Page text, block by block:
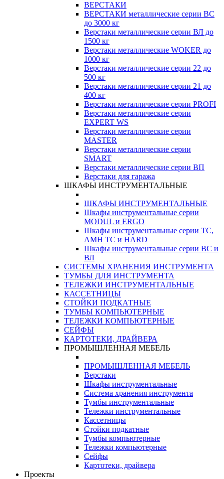
ВЕРСТАКИ
ВЕРСТАКИ металлические серии ВС
до 3000 кг
Верстаки металлические серии ВЛ до
1500 кг
Верстаки металлические WOKER до
1000 кг
Верстаки металлические серии 22 до
500 кг
Верстаки металлические серии 21 до
400 кг
Верстаки металлические серии PROFI
Верстаки металлические серии
EXPERT WS
Верстаки металлические серии
MASTER
Верстаки металлические серии
SMART
Верстаки металлические серии ВП
Верстаки для гаража
ШКАФЫ ИНСТРУМЕНТАЛЬНЫЕ
ШКАФЫ ИНСТРУМЕНТАЛЬНЫЕ
Шкафы инструментальные серии
MODUL и ERGO
Шкафы инструментальные серии ТС,
АМН ТС и HARD
Шкафы инструментальные серии ВС и
ВЛ
СИСТЕМЫ ХРАНЕНИЯ ИНСТРУМЕНТА
ТУМБЫ ДЛЯ ИНСТРУМЕНТА
ТЕЛЕЖКИ ИНСТРУМЕНТАЛЬНЫЕ
КАССЕТНИЦЫ
СТОЙКИ ПОДКАТНЫЕ
ТУМБЫ КОМПЬЮТЕРНЫЕ
ТЕЛЕЖКИ КОМПЬЮТЕРНЫЕ
СЕЙФЫ
КАРТОТЕКИ, ДРАЙВЕРА
ПРОМЫШЛЕННАЯ МЕБЕЛЬ
ПРОМЫШЛЕННАЯ МЕБЕЛЬ
Верстаки
Шкафы инструментальные
Система хранения инструмента
Тумбы инструментальные
Тележки инструментальные
Кассетницы
Стойки подкатные
Тумбы компьютерные
Тележки компьютерные
Сейфы
Картотеки, драйвера
Проекты